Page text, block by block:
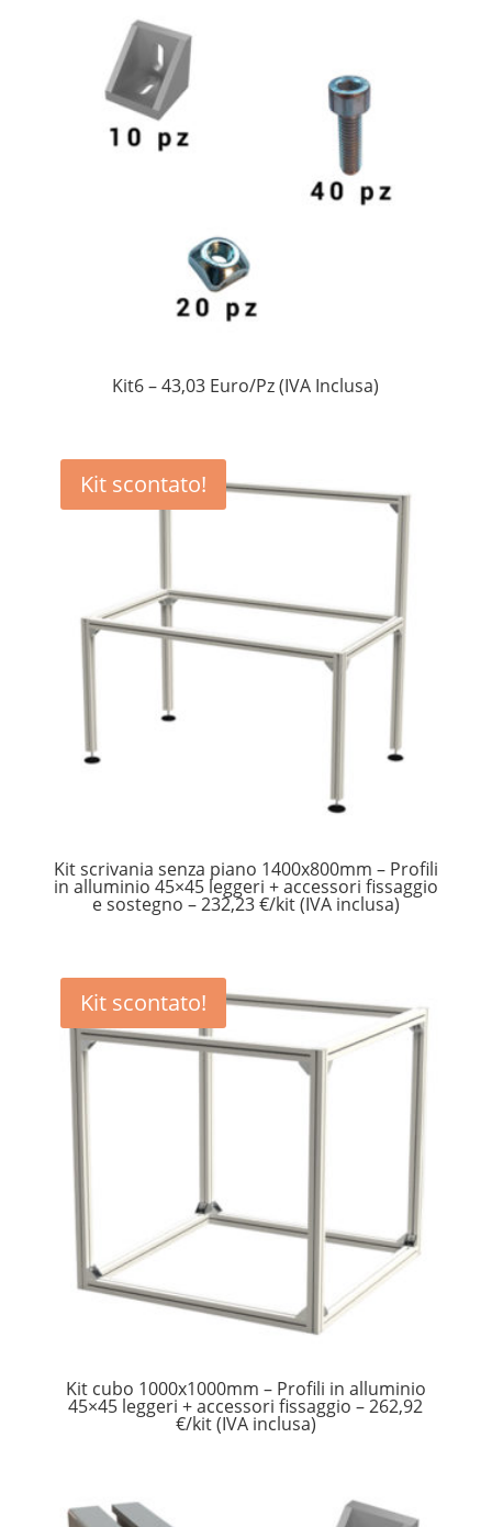
Kit6 – 43,03 Euro/Pz (IVA Inclusa)
Kit scontato!
Kit scrivania senza piano 1400x800mm – Profili
in alluminio 45×45 leggeri + accessori fissaggio
e sostegno – 232,23 €/kit (IVA inclusa)
Kit scontato!
Kit cubo 1000x1000mm – Profili in alluminio
45×45 leggeri + accessori fissaggio – 262,92
€/kit (IVA inclusa)